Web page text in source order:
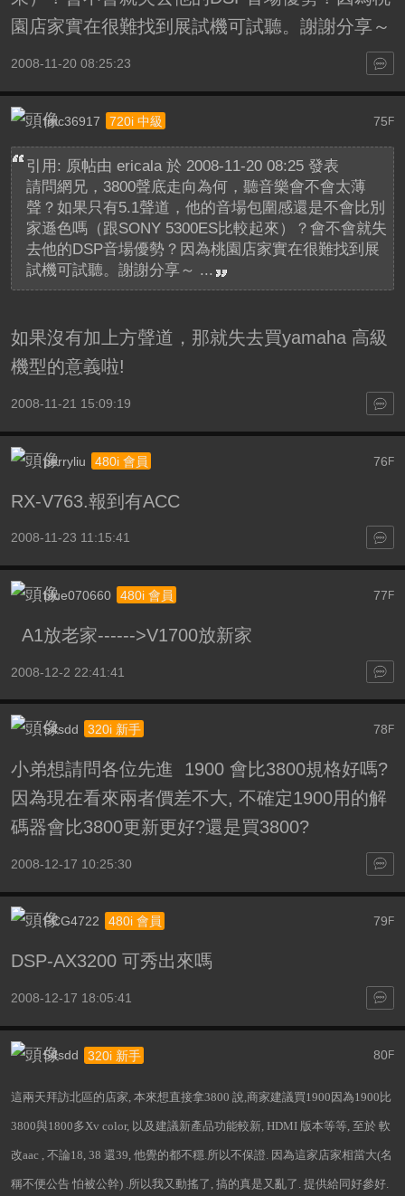
園店家實在很難找到展試機可試聽。謝謝分享～
2008-11-20 08:25:23
75F
fmc36917 720i 中級
引用: 原帖由 ericala於 2008-11-20 08:25 發表
請問網兄，3800聲底走向為何，聽音樂會不會太薄
聲？如果只有5.1聲道，他的音場包圍感還是不會比別
家遜色嗎（跟SONY 5300ES比較起來）？會不會就失
去他的DSP音場優勢？因為桃園店家實在很難找到展
試機可試聽。謝謝分享～ ...
如果沒有加上方聲道，那就失去買yamaha 高級
機型的意義啦!
2008-11-21 15:09:19
76F
perryliu 480i 會員
RX-V763.報到有ACC
2008-11-23 11:15:41
77 F
blue070660 480i 會員
A1放老家------>V1700放新家
2008-12-2 22:41:41
78 F
54sdd 320i 新手
小弟想請問各位先進 1900 會比3800規格好嗎?
因為現在看來兩者價差不大, 不確定1900用的解
碼器會比3800更新更好?還是買3800?
2008-12-17 10:25:30
79 F
FCG4722 480i 會員
DSP-AX3200 可秀出來嗎
2008-12-17 18:05:41
80F
54sdd 320i 新手
這兩天拜訪北區的店家, 本來想直接拿3800 說,商家建議買1900因為1900比
3800與1800多Xv color, 以及建議新產品功能較新, HDMI 版本等等, 至於 軟
改aac , 不論18, 38 還39, 他覺的都不穩.所以不保證. 因為這家店家相當大(名
稱不便公告 怕被公幹) .所以我又動搖了, 搞的真是又亂了. 提供給同好參好.